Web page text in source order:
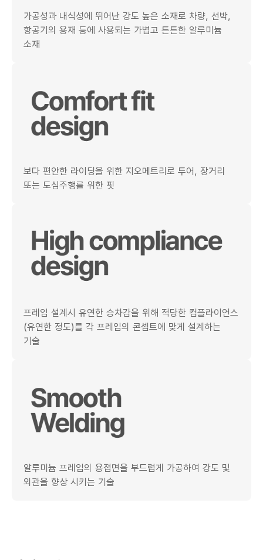
가공성과 내식성에 뛰어난 강도 높은 소재로 차량, 선박,
항공기의 용재 등에 사용되는 가볍고 튼튼한 알루미늄
소재
보다 편안한 라이딩을 위한 지오메트리로 투어, 장거리
또는 도심주행를 위한 핏
프레임 설계시 유연한 승차감을 위해 적당한 컴플라이언스
(유연한 정도)를 각 프레임의 콘셉트에 맞게 설계하는
기술
알루미늄 프레임의 용접면을 부드럽게 가공하여 강도 및
외관을 향상 시키는 기술